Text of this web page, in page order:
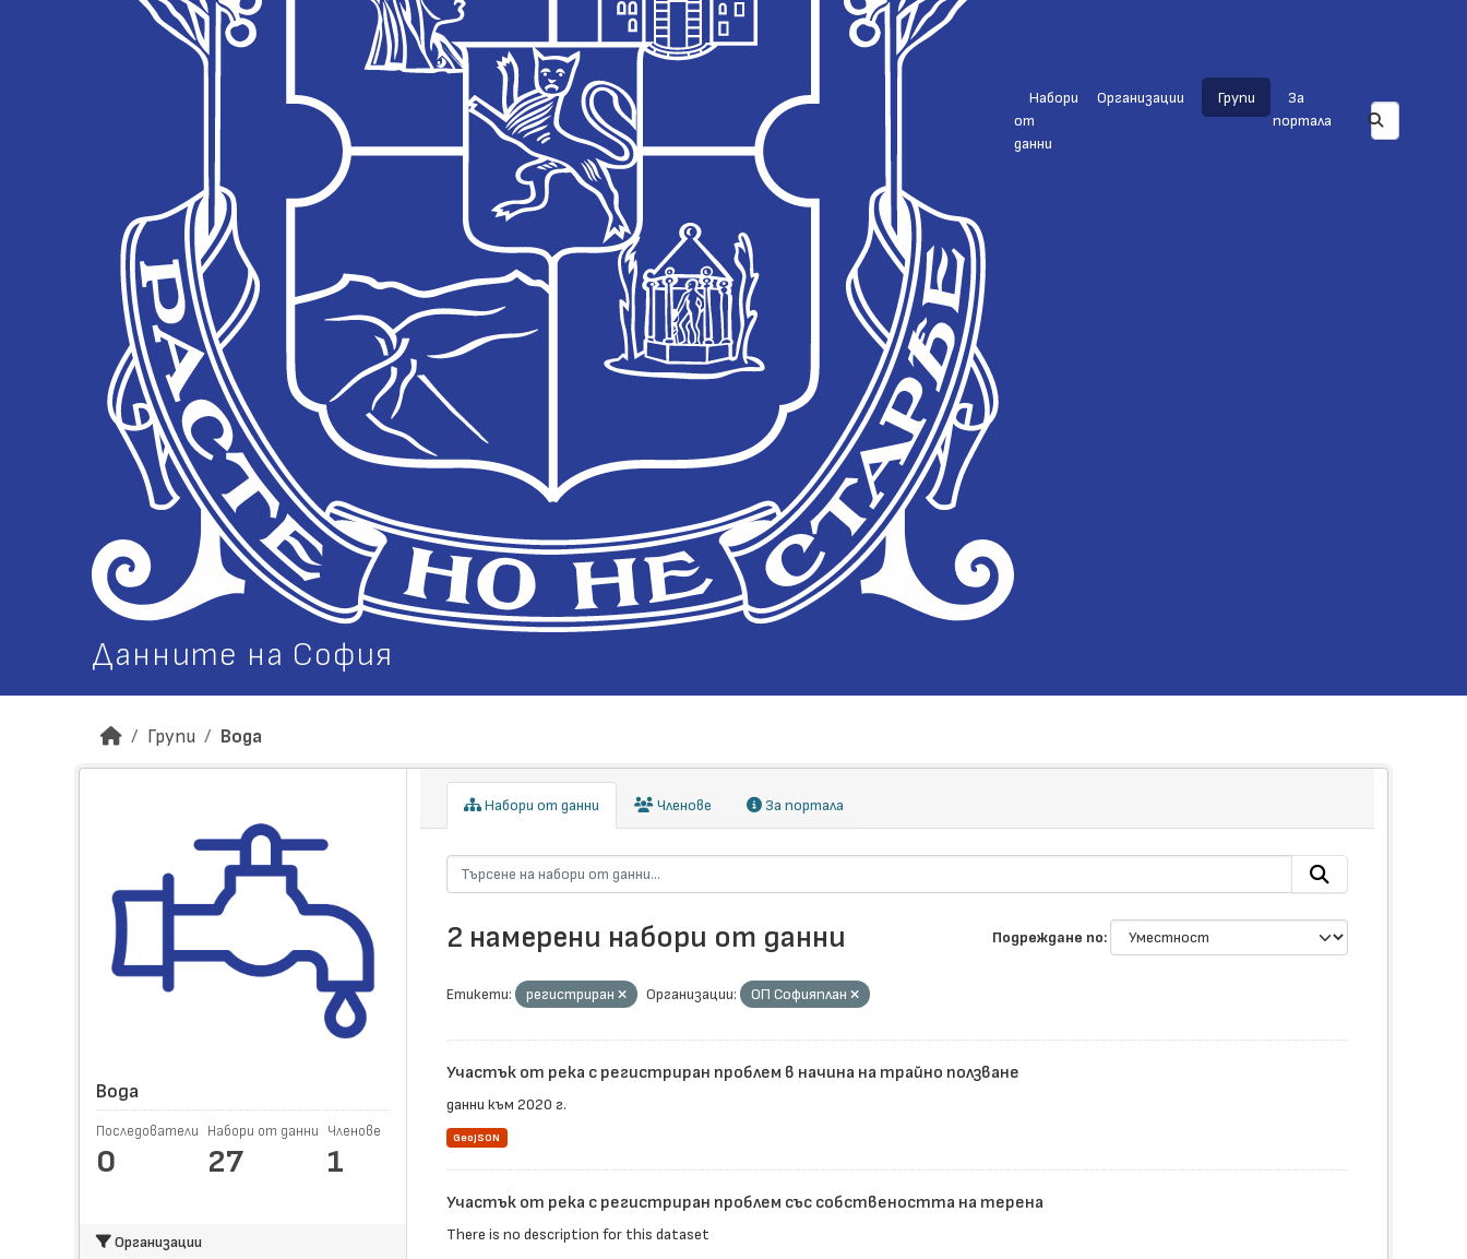
Данните на София
Набори
от
данни
Организации Групи
За
портала
Групи Вода
Вода
Последователи
0
Набори от данни
27
Членове
1
Организации
Набори от данни Членове За портала
Подреждане по
2 намерени набори от данни
Етикети: регистриран Организации: ОП Софияплан
Участък от река с регистриран проблем в начина на трайно ползване
данни към 2020 г.
GeoJSON
Участък от река с регистриран проблем със собствеността на терена
There is no description for this dataset